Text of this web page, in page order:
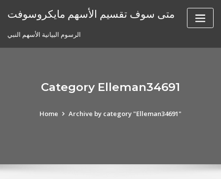
متى سوف تقسيم الأسهم مايكروسوفت
الرسوم البيانية الأسهم النبي
Category Elleman34691
Home Archive by category "Elleman34691"